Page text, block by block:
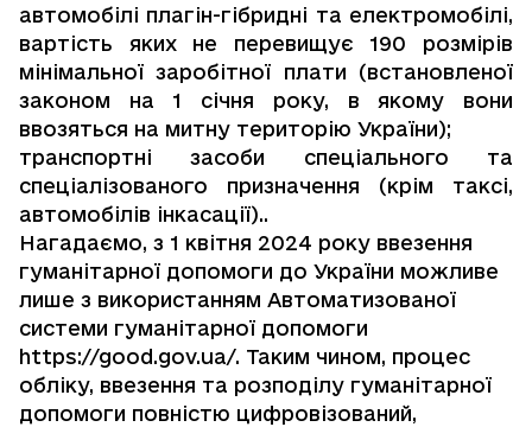
автомобілі плагін-гібридні тa електромобілі,
вартість яких не перевищує 190 розмірів
мінімальної заробітної плати (встановленої
законом на 1 січня року, в якому вони
ввозяться на митну територію України);
транспортні засоби спеціального та
спеціалізованого призначення (крім таксі,
автомобілів інкасації)..
Нагадаємо, з 1 квітня 2024 року ввезення
гуманітарної допомоги до України можливе
лише з використанням Автоматизованої
системи гуманітарної допомоги
https://good.gov.ua/. Таким чином, процес
обліку, ввезення та розподілу гуманітарної
допомоги повністю цифровізований,